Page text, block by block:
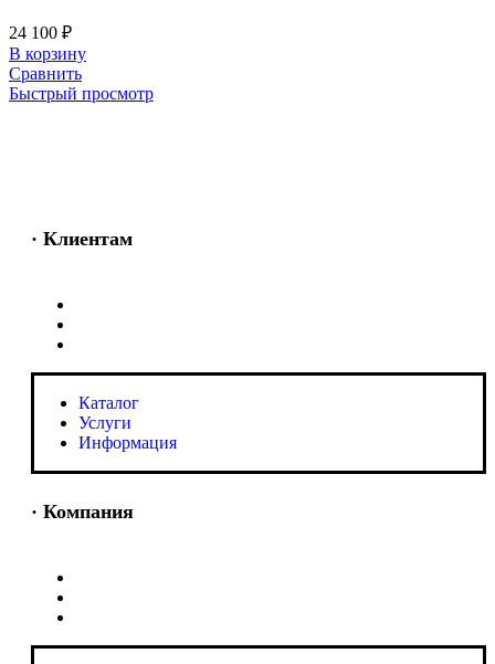
24 100 ₽
В корзину
Сравнить
Быстрый просмотр
· Клиентам
Каталог
Услуги
Информация
· Компания